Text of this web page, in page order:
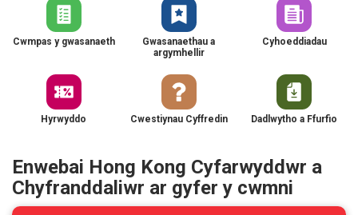
Cwmpas y gwasanaeth
Gwasanaethau a
argymhellir
Cyhoeddiadau
Hyrwyddo Cwestiynau Cyffredin Dadlwytho a Ffurfio
Enwebai Hong Kong Cyfarwyddwr a
Chyfranddaliwr ar gyfer y cwmni